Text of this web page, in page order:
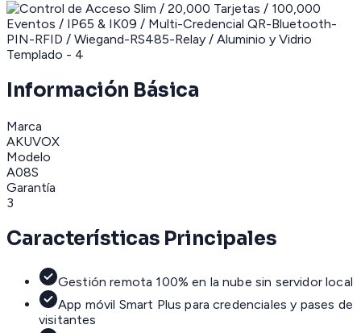
Información Básica
Marca
AKUVOX
Modelo
A08S
Garantía
3
Características Principales
Gestión remota 100% en la nube sin servidor local
App móvil Smart Plus para credenciales y pases de
visitantes